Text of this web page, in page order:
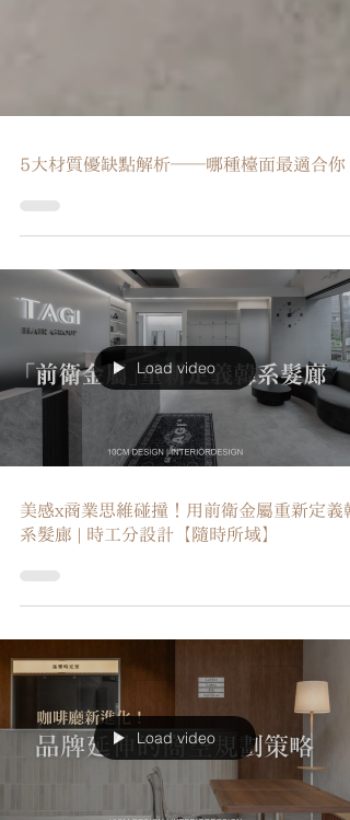
5大材質優缺點解析──哪種檯面最適合你
Load video
系髮廊 | 時工分設計【隨時所域】
Load video